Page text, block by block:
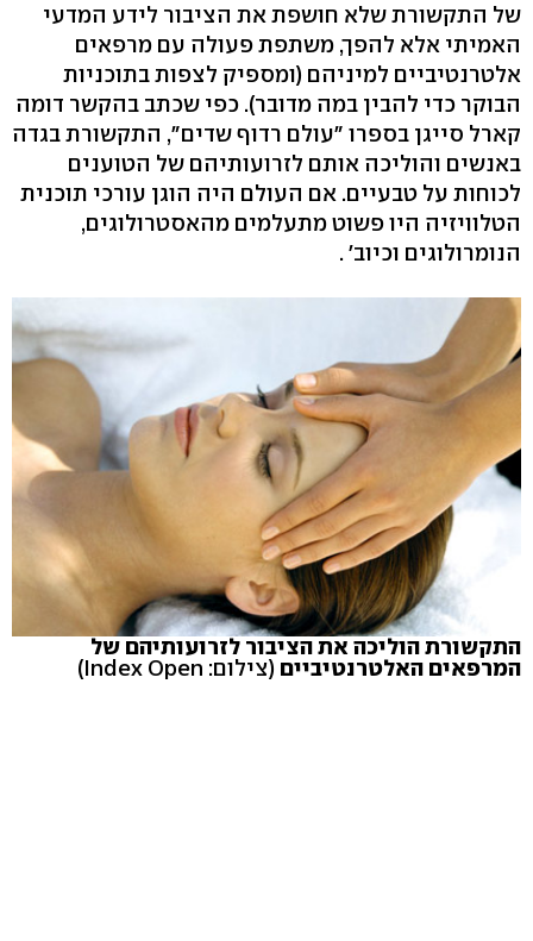
של התקשורת שלא חושפת את הציבור לידע המדעי
האמיתי אלא להפך, משתפת פעולה עם מרפאים
אלטרנטיביים למיניהם (ומספיק לצפות בתוכניות
הבוקר כדי להבין במה מדובר). כפי שכתב בהקשר דומה
קארל סייגן בספרו "עולם רדוף שדים", התקשורת בגדה
באנשים והוליכה אותם לזרועותיהם של הטוענים
לכוחות על טבעיים. אם העולם היה הוגן עורכי תוכנית
הטלוויזיה היו פשוט מתעלמים מהאסטרולוגים,
הנומרולוגים וכיוב' .
התקשורת הוליכה את הציבור לזרועותיהם של
המרפאים האלטרנטיביים (צילום: Index Open)